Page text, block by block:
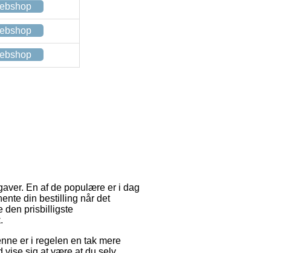
En af de populære er i dag
din bestilling når det
den prisbilligste
er i regelen en tak mere